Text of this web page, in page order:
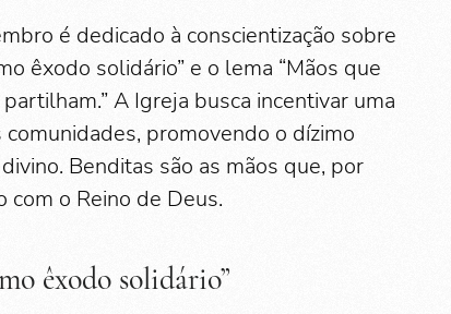
é dedicado à conscientização sobre
êxodo solidário” e o lema “Mãos que
A Igreja busca incentivar uma
promovendo o dízimo
Benditas são as mãos que, por
com o Reino de Deus.
êxodo solidário”